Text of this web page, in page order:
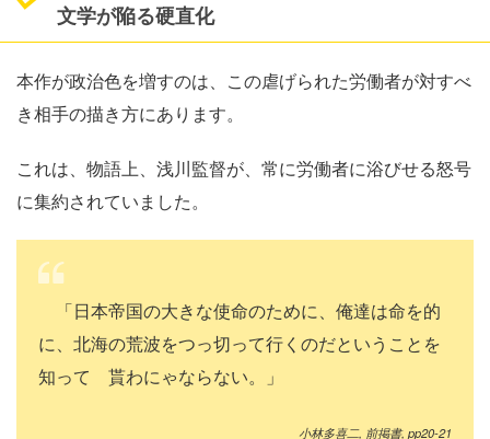
文学が陥る硬直化
本作が政治色を増すのは、この虐げられた労働者が対すべ
き相手の描き方にあります。
これは、物語上、浅川監督が、常に労働者に浴びせる怒号
に集約されていました。
「日本帝国の大きな使命のために、俺達は命を的
に、北海の荒波をつっ切って行くのだということを
知ってゝ貰わにゃならない。」
小林多喜二, 前掲書, pp20-21